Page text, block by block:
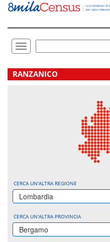
Vai
direttamente
Toggle
navigation
.
RANZANICO
CERCA UN'ALTRA REGIONE
Lombardia
CERCA UN'ALTRA PROVINCIA
Bergamo